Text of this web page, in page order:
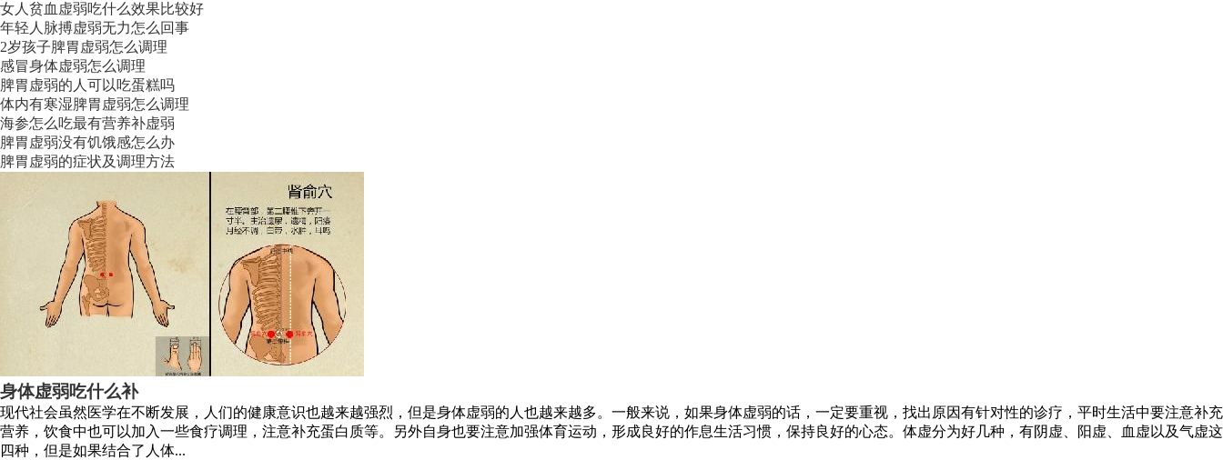
女人贫血虚弱吃什么效果比较好
年轻人脉搏虚弱无力怎么回事
2岁孩子脾胃虚弱怎么调理
感冒身体虚弱怎么调理
脾胃虚弱的人可以吃蛋糕吗
体内有寒湿脾胃虚弱怎么调理
海参怎么吃最有营养补虚弱
脾胃虚弱没有饥饿感怎么办
脾胃虚弱的症状及调理方法
身体虚弱吃什么补
现代社会虽然医学在不断发展，人们的健康意识也越来越强烈，但是身体虚弱的人也越来越多。一般来说，如果身体虚弱的话，一定要重视，找出原因有针对性的诊疗，平时生活中要注意补充
营养，饮食中也可以加入一些食疗调理，注意补充蛋白质等。另外自身也要注意加强体育运动，形成良好的作息生活习惯，保持良好的心态。体虚分为好几种，有阴虚、阳虚、血虚以及气虚这
四种，但是如果结合了人体...